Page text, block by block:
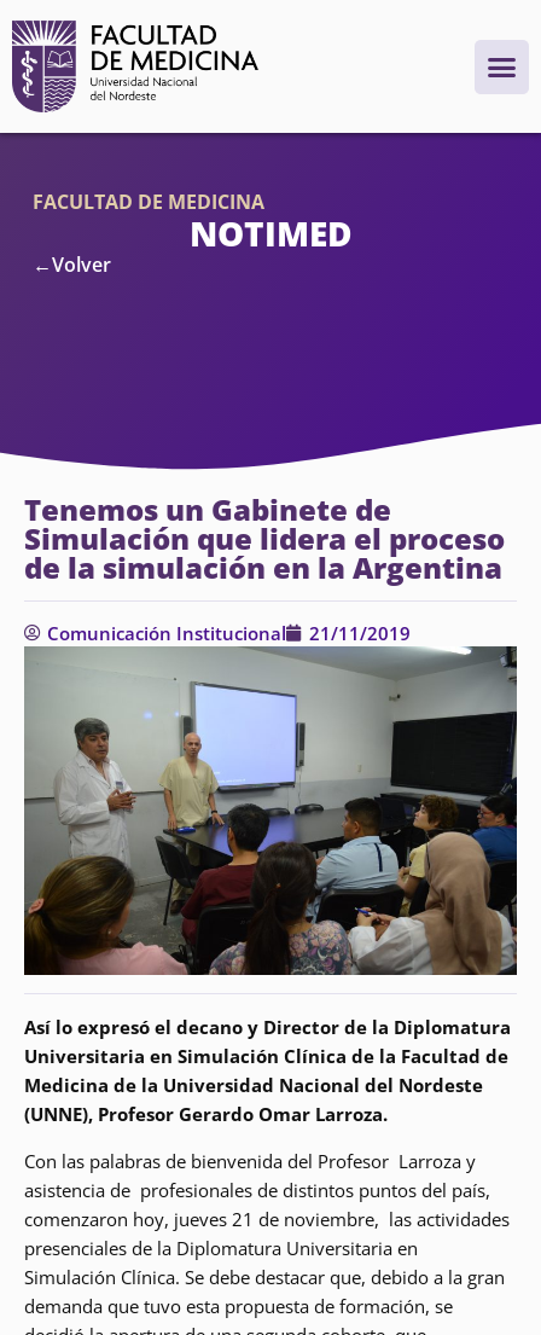
FACULTAD DE MEDICINA
NOTIMED
←Volver
Tenemos un Gabinete de
Simulación que lidera el proceso
de la simulación en la Argentina
Comunicación Institucional 21/11/2019
Así lo expresó el decano y Director de la Diplomatura
Universitaria en Simulación Clínica de la Facultad de
Medicina de la Universidad Nacional del Nordeste
(UNNE), Profesor Gerardo Omar Larroza.
Con las palabras de bienvenida del Profesor Larroza y
asistencia de profesionales de distintos puntos del país,
comenzaron hoy, jueves 21 de noviembre, las actividades
presenciales de la Diplomatura Universitaria en
Simulación Clínica. Se debe destacar que, debido a la gran
demanda que tuvo esta propuesta de formación, se